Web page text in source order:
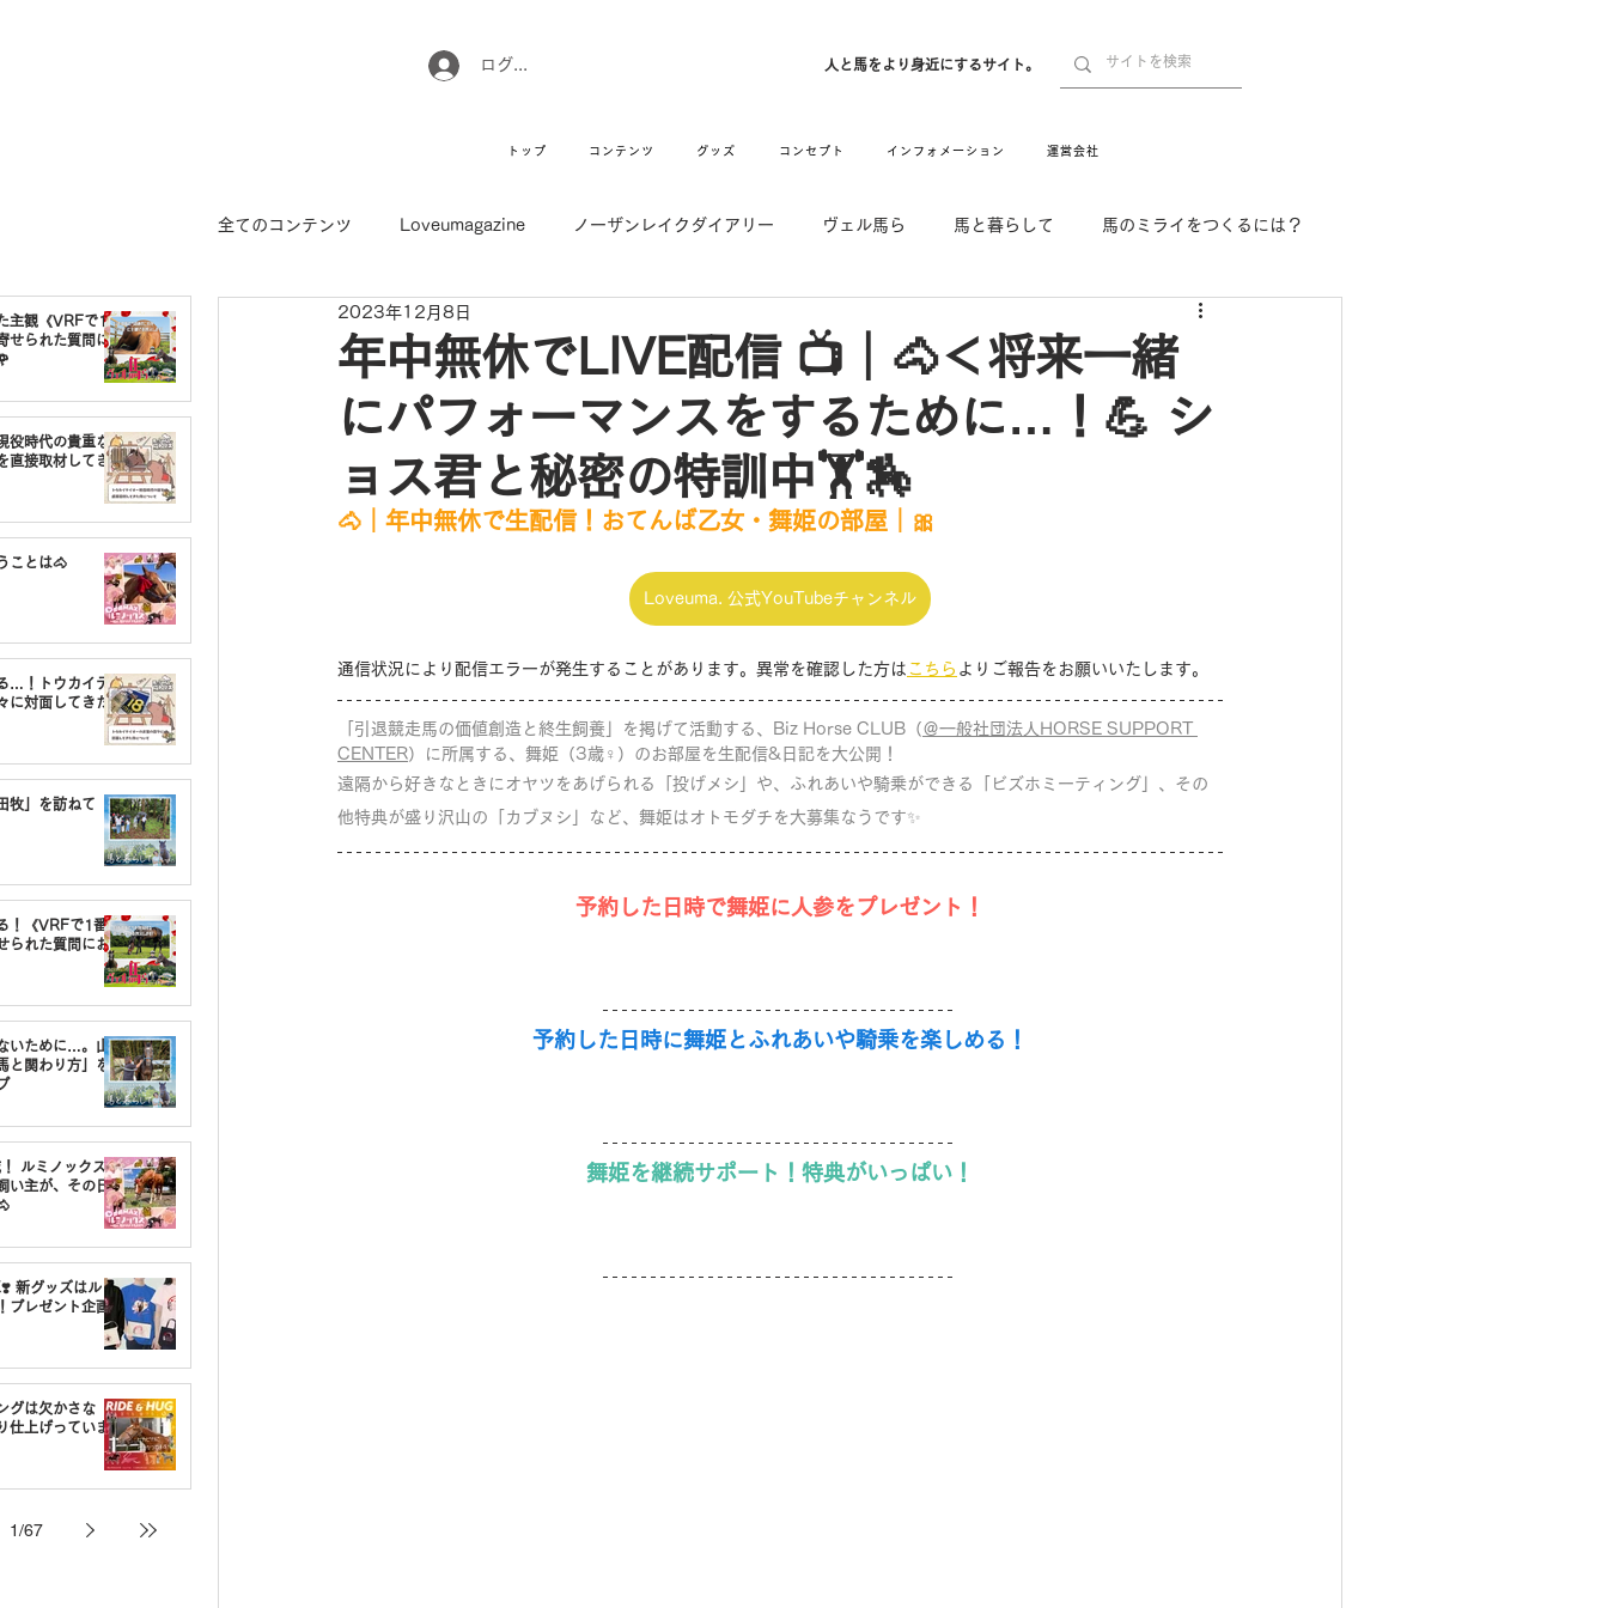
ログイン 人と馬をより身近にするサイト。
トップ コンテンツ グッズ コンセプト インフォメーション 運営会社
主観《VRFで1番
せられた質問に
役時代の貴重な
直接取材してき
ことは🐴
…！トウカイテ
に対面してきた
牧」を訪ねて
！《VRFで1番〇
られた質問にお
いために…。山
と関わり方」を
ルミノックスの
い主が、その日
新グッズはルミ
プレゼント企画
グは欠かさな
仕上げっていま
1/67
全てのコンテンツ Loveumagazine ノーザンレイクダイアリー ヴェル馬ら 馬と暮らして 馬のミライをつくるには？
ウマのお坊さん徒然日記
引退馬コレクション インフォメーション Movie New Long Hit
年中無休でLIVE配信 📺｜🐴＜将来一緒
にパフォーマンスをするために…！💪 シ
ョス君と秘密の特訓中🏋️🏇
2023年12月8日
🐴｜年中無休で生配信！おてんば乙女・舞姫の部屋｜🎀
Loveuma. 公式YouTubeチャンネル
通信状況により配信エラーが発生することがあります。異常を確認した方は こちら よりご報告をお願いいたします。
「引退競走馬の価値創造と終生飼養」を掲げて活動する、Biz Horse CLUB（ ＠一般社団法人HORSE SUPPORT
CENTER）に所属する、舞姫（3歳♀）のお部屋を生配信&日記を大公開！
遠隔から好きなときにオヤツをあげられる「投げメシ」や、ふれあいや騎乗ができる「ビズホミーティング」、その
他特典が盛り沢山の「カブヌシ」など、舞姫はオトモダチを大募集なうです✨
予約した日時で舞姫に人参をプレゼント！
予約した日時に舞姫とふれあいや騎乗を楽しめる！
舞姫を継続サポート！特典がいっぱい！